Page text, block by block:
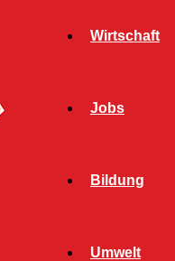
Wirtschaft
Jobs
Bildung
Umwelt